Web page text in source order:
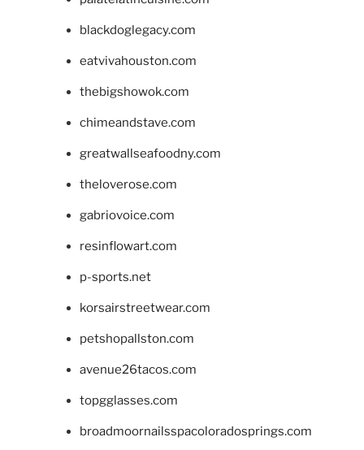
blackdoglegacy.com
eatvivahouston.com
thebigshowok.com
chimeandstave.com
greatwallseafoodny.com
theloverose.com
gabriovoice.com
resinflowart.com
p-sports.net
korsairstreetwear.com
petshopallston.com
avenue26tacos.com
topgglasses.com
broadmoornailsspacoloradosprings.com